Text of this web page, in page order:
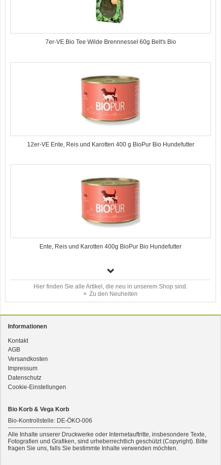
7er-VE Bio Tee Wilde Brennnessel 60g Belt's Bio
12er-VE Ente, Reis und Karotten 400 g BioPur Bio Hundefutter
Ente, Reis und Karotten 400g BioPur Bio Hundefutter
3er-SET Bio Sticks Soft (weiche Hundeleckerli) Huhn 150g Dog's Love
2er-SET Condimento Bianco, 5,5% Säure 0,5l
Hier finden Sie alle Artikel, die neu in unserem Shop sind.
Zu den Neuheiten
Informationen
Kontakt
AGB
Versandkosten
Impressum
Datenschutz
Cookie-Einstellungen
Bio Korb & Vega Korb
Bio-Kontrollstelle: DE-ÖKO-006
--------------------------------
Alle Inhalte unserer Druckwerke oder Internetauftritte, insbesondere Texte,
Fotografien und Grafiken, sind urheberrechtlich geschützt (Copyright). Bitte
fragen Sie uns, falls Sie bestimmte Inhalte verwenden möchten.